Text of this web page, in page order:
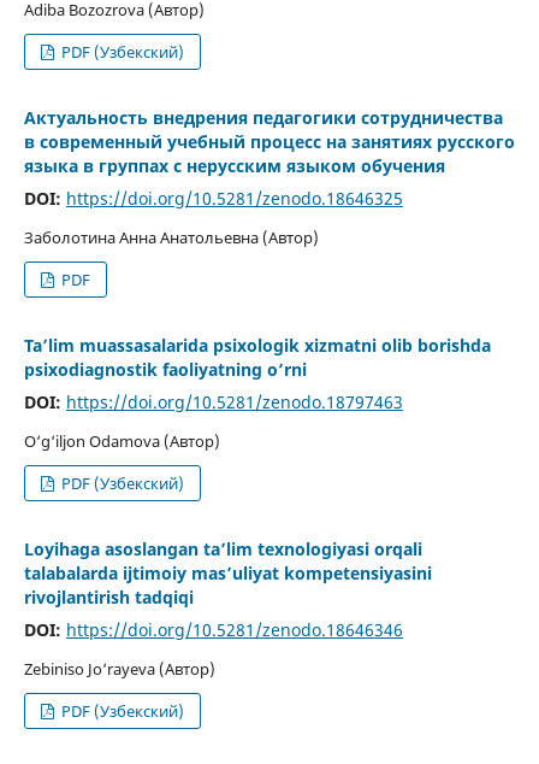
Adiba Bozozrova (Автор)
PDF (Узбекский)
Актуальность внедрения педагогики сотрудничества
в современный учебный процесс на занятиях русского
языка в группах с нерусским языком обучения
DOI: https://doi.org/10.5281/zenodo.18646325
Заболотина Анна Анатольевна (Автор)
PDF
Ta’lim muassasalarida psixologik xizmatni olib borishda
psixodiagnostik faoliyatning o‘rni
DOI: https://doi.org/10.5281/zenodo.18797463
O‘g‘iljon Odamova (Автор)
PDF (Узбекский)
Loyihaga asoslangan ta’lim texnologiyasi orqali
talabalarda ijtimoiy mas’uliyat kompetensiyasini
rivojlantirish tadqiqi
DOI: https://doi.org/10.5281/zenodo.18646346
Zebiniso Jo‘rayeva (Автор)
PDF (Узбекский)